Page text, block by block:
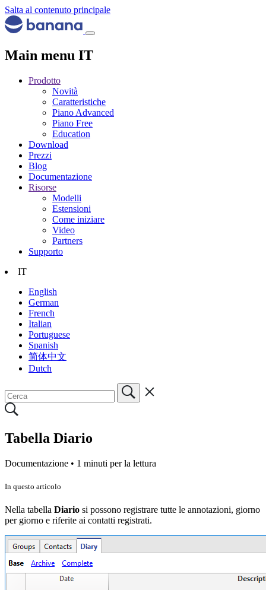
Salta al contenuto principale
Main menu IT
Prodotto
Novità
Caratteristiche
Piano Advanced
Piano Free
Education
Download
Prezzi
Blog
Documentazione
Risorse
Modelli
Estensioni
Come iniziare
Video
Partners
Supporto
IT
English
German
French
Italian
Portuguese
Spanish
简体中文
Dutch
Tabella Diario
Documentazione • 1 minuti per la lettura
In questo articolo
Nella tabella Diario si possono registrare tutte le annotazioni, giorno
per giorno e riferite ai contatti registrati.